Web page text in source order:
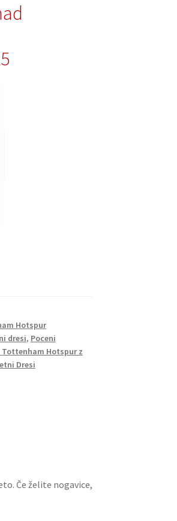
Hotspur
dresi, Poceni
Hotspur z
Dresi
Če želite nogavice,